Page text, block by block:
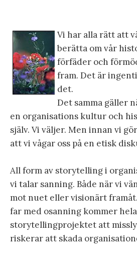
Vi har alla rätt att
berätta om vår
förfäder och
fram. Det är
det.
Det samma gäller
en organisations kultur och
själv. Vi väljer. Men innan vi
att vi vågar oss på en etisk
All form av storytelling i
vi talar sanning. Både när vi
mot nuet eller visionärt
far med osanning kommer hela
storytellingprojektet att
riskerar att skada